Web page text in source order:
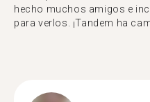
hecho muchos amigos e
para verlos. ¡Tandem ha